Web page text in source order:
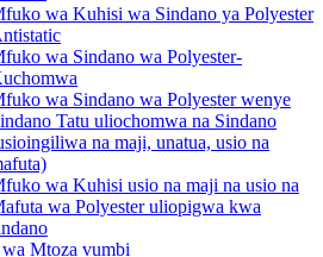
wa Kuhisi wa Sindano ya Polyester
wa Sindano wa Polyester-
wa Sindano wa Polyester wenye
Tatu uliochomwa na Sindano
na maji, unatua, usio na
wa Kuhisi usio na maji na usio na
wa Polyester uliopigwa kwa
Mtoza vumbi